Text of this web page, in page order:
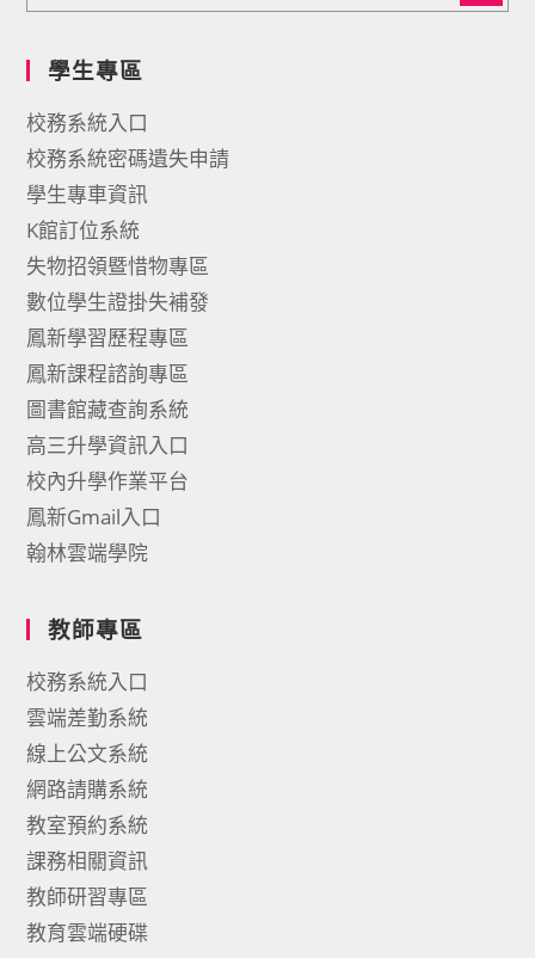
學生專區
校務系統入口
校務系統密碼遺失申請
學生專車資訊
K館訂位系統
失物招領暨惜物專區
數位學生證掛失補發
鳳新學習歷程專區
鳳新課程諮詢專區
圖書館藏查詢系統
高三升學資訊入口
校內升學作業平台
鳳新Gmail入口
翰林雲端學院
教師專區
校務系統入口
雲端差勤系統
線上公文系統
網路請購系統
教室預約系統
課務相關資訊
教師研習專區
教育雲端硬碟